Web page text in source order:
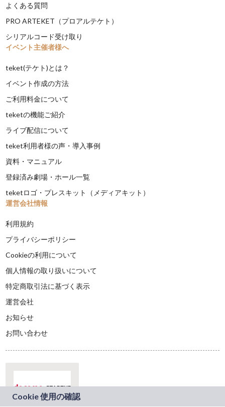
よくある質問
PRO ARTEKET（プロアルテケト）
シリアルコード受け取り
イベント主催者様へ
teket(テケト)とは？
イベント作成の方法
ご利用料金について
teketの機能ご紹介
ライブ配信について
teket利用者様の声・導入事例
資料・マニュアル
登録済み劇場・ホール一覧
teketロゴ・プレスキット（メディアキット）
運営会社情報
利用規約
プライバシーポリシー
Cookieの利用について
個人情報の取り扱いについて
特定商取引法に基づく表示
運営会社
お知らせ
お問い合わせ